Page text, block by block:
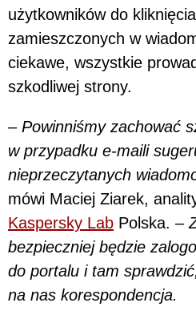
użytkowników do
zamieszczonych w
ciekawe, wszystkie
szkodliwej strony.
– Powinniśmy zachować
w przypadku e-maili
nieprzeczytanych
mówi Maciej Ziarek,
Kaspersky Lab Polska. –
bezpieczniej będzie
do portalu i tam
na nas korespondencja.